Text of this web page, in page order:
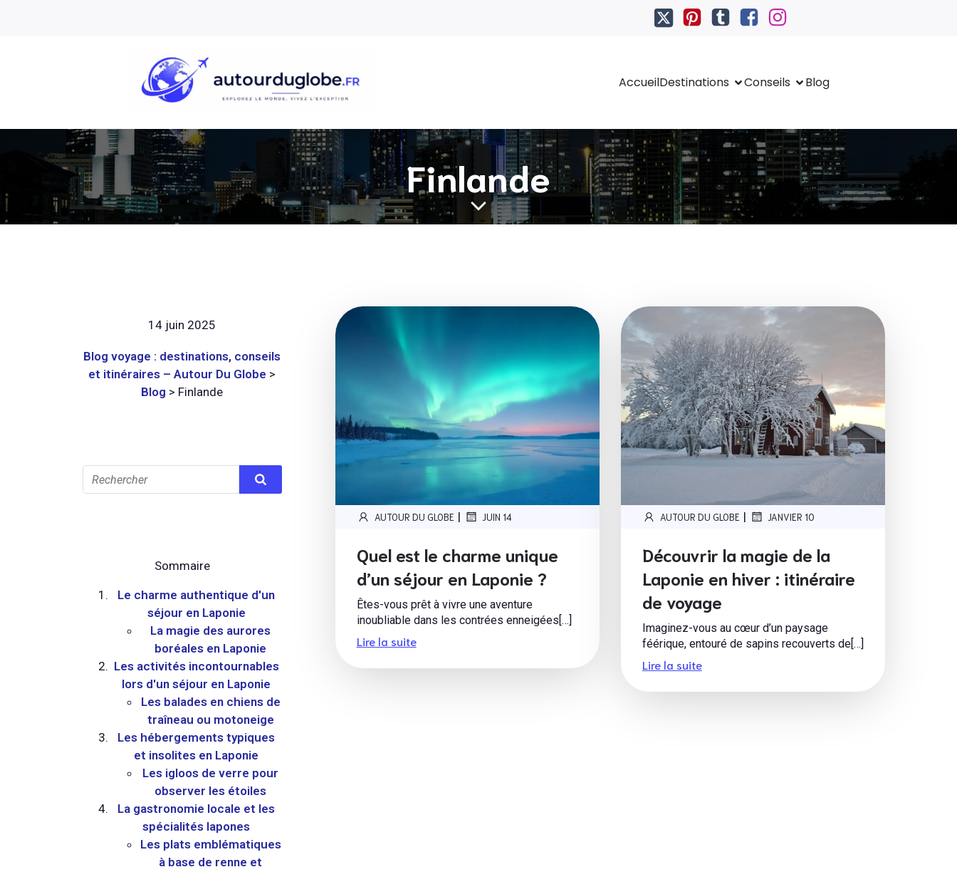
AccueilDestinations Conseils Blog
Finlande
14 juin 2025
Blog voyage : destinations, conseils
et itinéraires – Autour Du Globe >
Blog > Finlande
Sommaire
Le charme authentique d'un
séjour en Laponie
La magie des aurores
boréales en Laponie
Les activités incontournables
lors d'un séjour en Laponie
Les balades en chiens de
traîneau ou motoneige
Les hébergements typiques
et insolites en Laponie
Les igloos de verre pour
observer les étoiles
La gastronomie locale et les
spécialités lapones
Les plats emblématiques
à base de renne et
AUTOUR DU GLOBE | JUIN 14
Quel est le charme unique
d’un séjour en Laponie ?
Êtes-vous prêt à vivre une aventure
inoubliable dans les contrées enneigées[…]
Lire la suite
AUTOUR DU GLOBE | JANVIER 10
Découvrir la magie de la
Laponie en hiver : itinéraire
de voyage
Imaginez-vous au cœur d’un paysage
féérique, entouré de sapins recouverts de[…]
Lire la suite